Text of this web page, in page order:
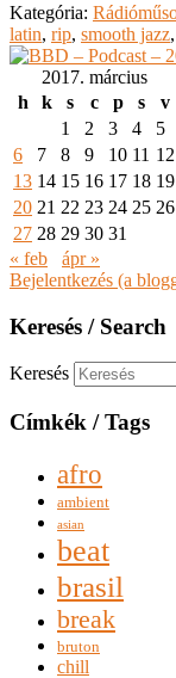
Kategória:
latin, rip, smooth jazz,
2017. március
h
k s c p s
v
1
2 3 4
5
6
7 8 9 10 11 12
13 14 15 16 17 18 19
20 21 22 23 24 25 26
27 28 29 30 31
« feb
ápr »
Bejelentkezés (a
Keresés / Search
Keresés
Címkék / Tags
afro
ambient
asian
beat
brasil
break
bruton
chill